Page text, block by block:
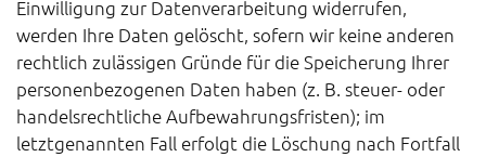
Einwilligung zur Datenverarbeitung widerrufen,
werden Ihre Daten gelöscht, sofern wir keine anderen
rechtlich zulässigen Gründe für die Speicherung Ihrer
personenbezogenen Daten haben (z. B. steuer- oder
handelsrechtliche Aufbewahrungsfristen); im
letztgenannten Fall erfolgt die Löschung nach Fortfall